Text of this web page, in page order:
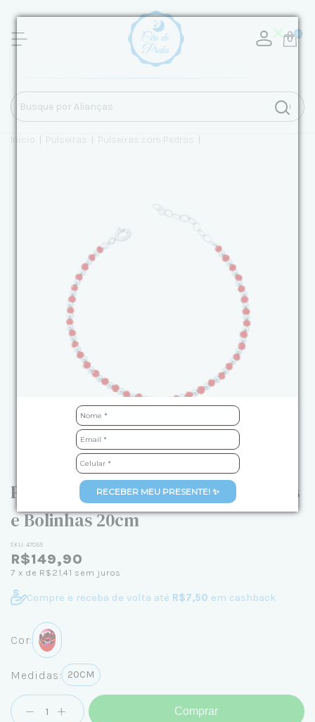
RECEBER MEU PRESENTE! ✨
0
Início Pulseiras Pulseiras com Pedras
Pulseira de Prata Cristais Vermelhos
e Bolinhas 20cm
SKU: 47055
R$149,90
7 x de R$21,41 sem juros
Compre e receba de volta até R$7,50 em cashback
Cor:
Medidas: 20CM
Comprar